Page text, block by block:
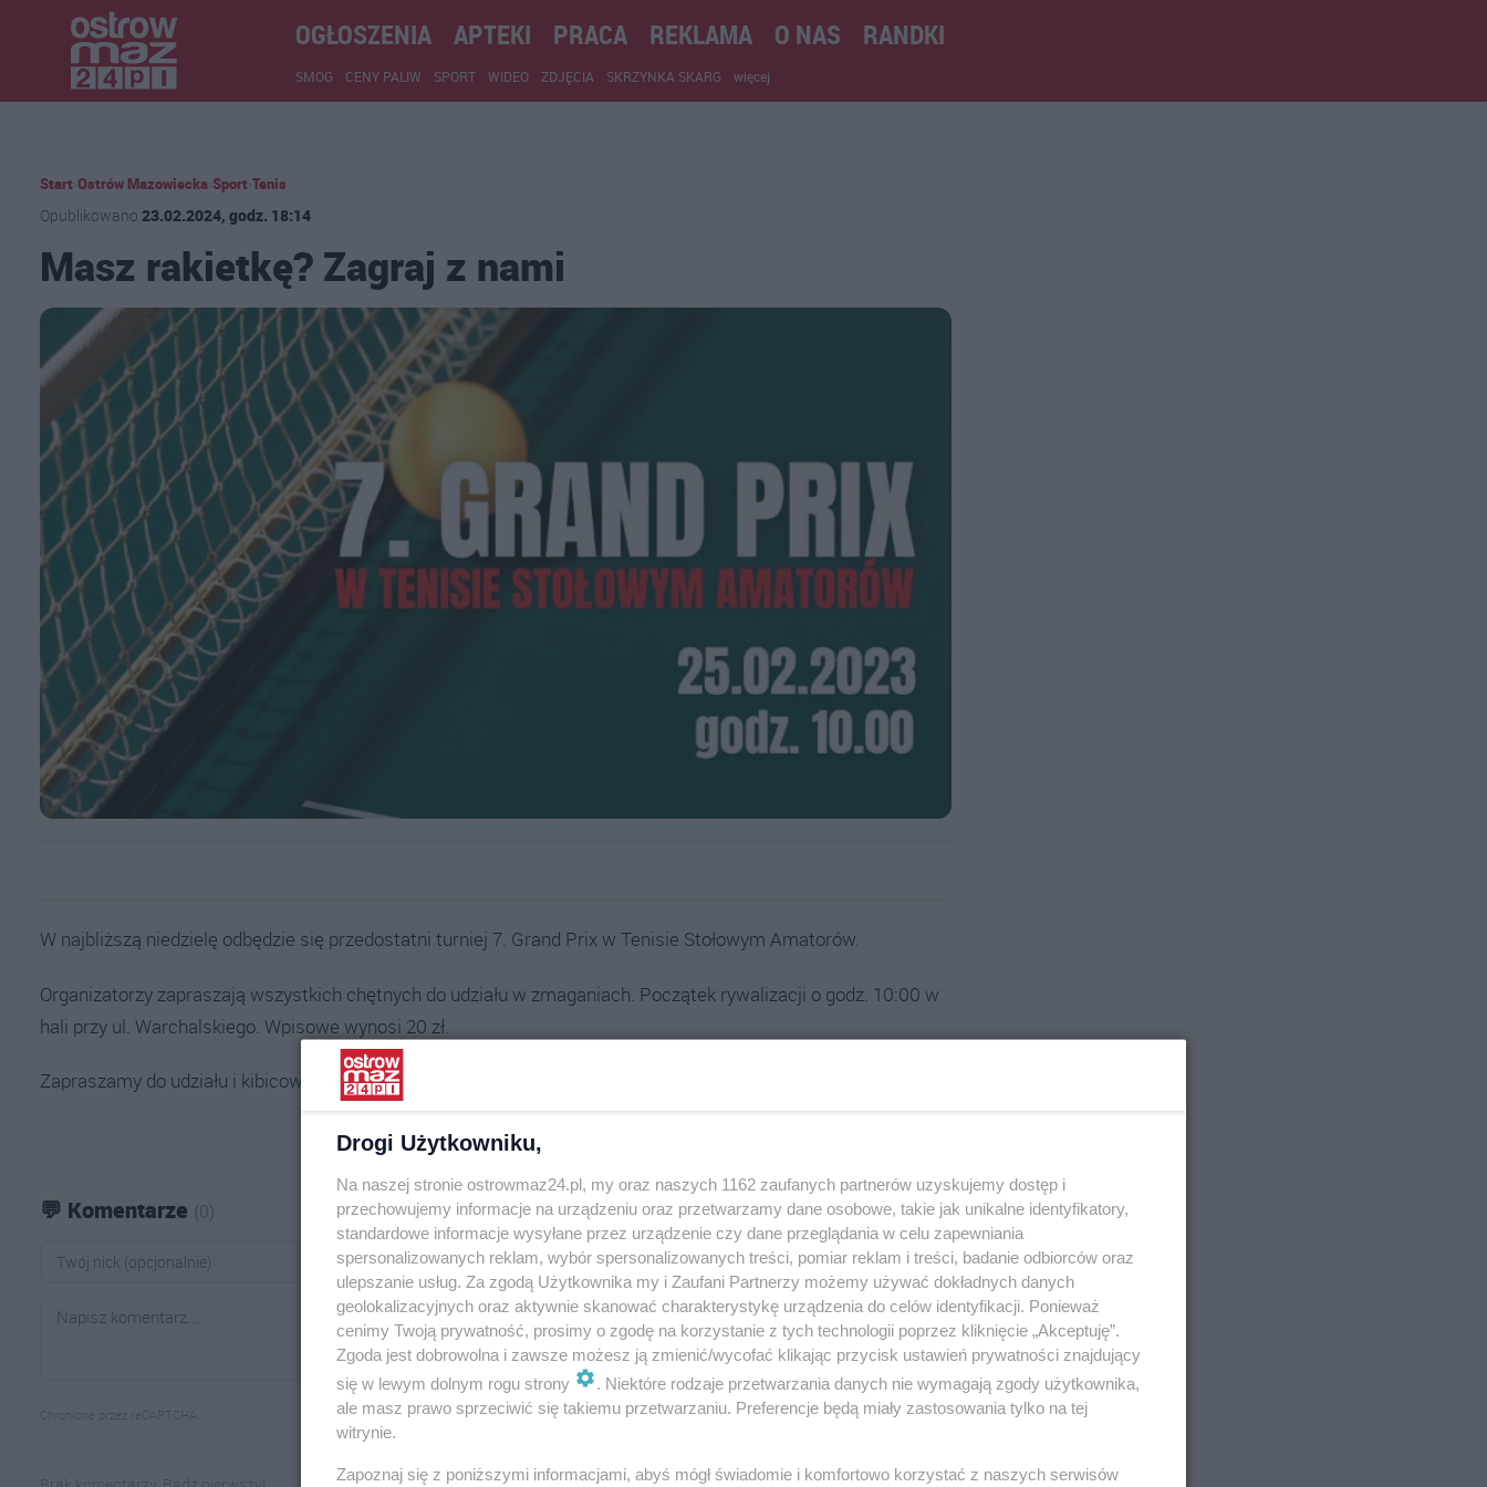
OGŁOSZENIA APTEKI PRACA REKLAMA O NAS RANDKI
SMOG CENY PALIW SPORT WIDEO ZDJĘCIA SKRZYNKA SKARG więcej
Start Ostrów Mazowiecka Sport Tenis
Opublikowano 23.02.2024, godz. 18:14
Masz rakietkę? Zagraj z nami
W najbliższą niedzielę odbędzie się przedostatni turniej 7. Grand Prix w Tenisie Stołowym Amatorów.
Organizatorzy zapraszają wszystkich chętnych do udziału w zmaganiach. Początek rywalizacji o godz. 10:00 w
hali przy ul. Warchalskiego. Wpisowe wynosi 20 zł.
Zapraszamy do udziału i kibicowania.
💬 Komentarze (0)
Chronione przez reCAPTCHA Wyślij
Drogi Użytkowniku,
Na naszej stronie ostrowmaz24.pl, my oraz naszych 1162 zaufanych partnerów uzyskujemy dostęp i
przechowujemy informacje na urządzeniu oraz przetwarzamy dane osobowe, takie jak unikalne identyfikatory,
standardowe informacje wysyłane przez urządzenie czy dane przeglądania w celu zapewniania
spersonalizowanych reklam, wybór spersonalizowanych treści, pomiar reklam i treści, badanie odbiorców oraz
ulepszanie usług. Za zgodą Użytkownika my i Zaufani Partnerzy możemy używać dokładnych danych
geolokalizacyjnych oraz aktywnie skanować charakterystykę urządzenia do celów identyfikacji. Ponieważ
cenimy Twoją prywatność, prosimy o zgodę na korzystanie z tych technologii poprzez kliknięcie „Akceptuję”.
Zgoda jest dobrowolna i zawsze możesz ją zmienić/wycofać klikając przycisk ustawień prywatności znajdujący
się w lewym dolnym rogu strony
. Niektóre rodzaje przetwarzania danych nie wymagają zgody użytkownika,
ale masz prawo sprzeciwić się takiemu przetwarzaniu. Preferencje będą miały zastosowania tylko na tej
witrynie.
Zapoznaj się z poniższymi informacjami, abyś mógł świadomie i komfortowo korzystać z naszych serwisów